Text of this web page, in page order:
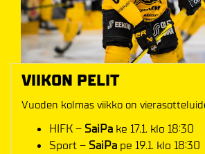
VIIKON PELIT
Vuoden kolmas viikko on
HIFK – SaiPa ke 17.1. klo 18:30
Sport – SaiPa pe 19.1. klo 18:30